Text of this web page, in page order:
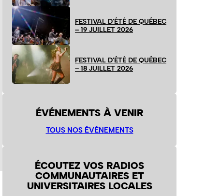
FESTIVAL D’ÉTÉ DE QUÉBEC
– 19 JUILLET 2026
FESTIVAL D’ÉTÉ DE QUÉBEC
– 18 JUILLET 2026
ÉVÉNEMENTS À VENIR
TOUS NOS ÉVÉNEMENTS
ÉCOUTEZ VOS RADIOS
COMMUNAUTAIRES ET
UNIVERSITAIRES LOCALES